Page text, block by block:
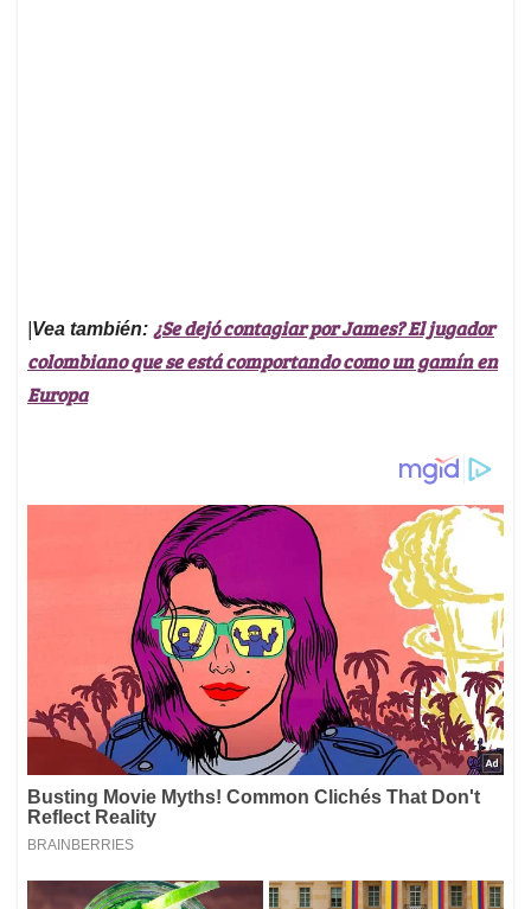
Vea también: ¿Se dejó contagiar por James? El jugador
colombiano que se está comportando como un gamín en
Europa